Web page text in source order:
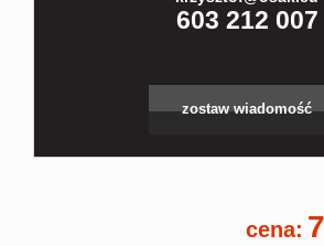
603 212 007
zostaw wiadomość
cena: